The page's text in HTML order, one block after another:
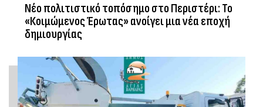
Νέο πολιτιστικό τοπόσημο στο Περιστέρι: Το
«Κοιμώμενος Έρωτας» ανοίγει μια νέα εποχή
δημιουργίας